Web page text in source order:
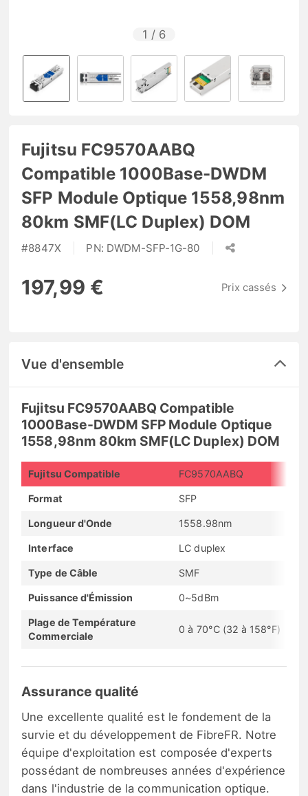
1 / 6
Fujitsu FC9570AABQ
Compatible 1000Base-DWDM
SFP Module Optique 1558,98nm
80km SMF(LC Duplex) DOM
#8847X PN: DWDM-SFP-1G-80
197,99 € Prix cassés
Vue d'ensemble
Fujitsu FC9570AABQ Compatible
1000Base-DWDM SFP Module Optique
1558,98nm 80km SMF(LC Duplex) DOM
Fujitsu Compatible FC9570AABQ
Format SFP
Longueur d'Onde 1558.98nm
Interface LC duplex
Type de Câble SMF
Puissance d'Émission 0~5dBm
Plage de Température
Commerciale
0 à 70°C (32 à 158°F)
Assurance qualité
Une excellente qualité est le fondement de la
survie et du développement de FibreFR. Notre
équipe d'exploitation est composée d'experts
possédant de nombreuses années d'expérience
dans l'industrie de la communication optique.